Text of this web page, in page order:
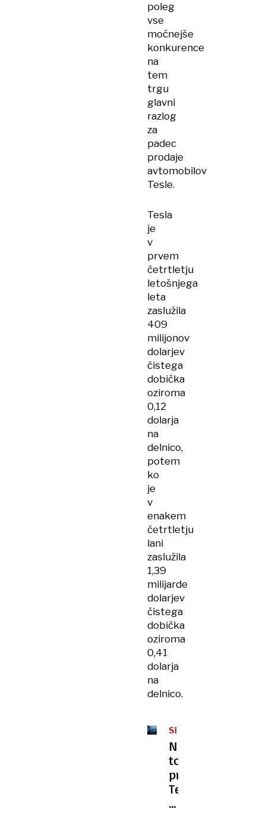
poleg
vse
močnejše
konkurence
na
tem
trgu
glavni
razlog
za
padec
prodaje
avtomobilov
Tesle.
Tesla
je
v
prvem
četrtletju
letošnjega
leta
zaslužila
409
milijonov
dolarjev
čistega
dobička
oziroma
0,12
dolarja
na
delnico,
potem
ko
je
v
enakem
četrtletju
lani
zaslužila
1,39
milijarde
dolarjev
čistega
dobička
oziroma
0,41
dolarja
na
delnico.
SKUPINSKA
TOŽBA
Nova
tožba
proti
Tesli,
kupci